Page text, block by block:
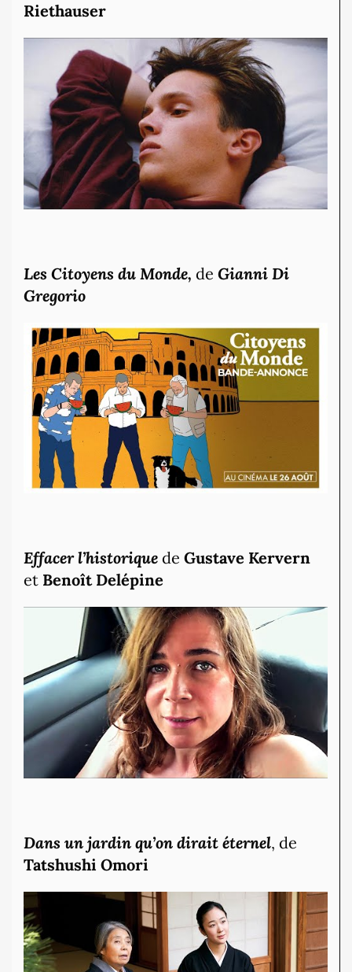
Riethauser
Les Citoyens du Monde, de Gianni Di
Gregorio
Effacer l’historique de Gustave Kervern
et Benoît Delépine
Dans un jardin qu’on dirait éternel, de
Tatshushi Omori